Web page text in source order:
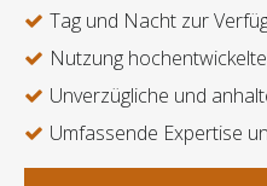
Tag und Nacht zur
Nutzung
Unverzügliche und
Umfassende Expertise